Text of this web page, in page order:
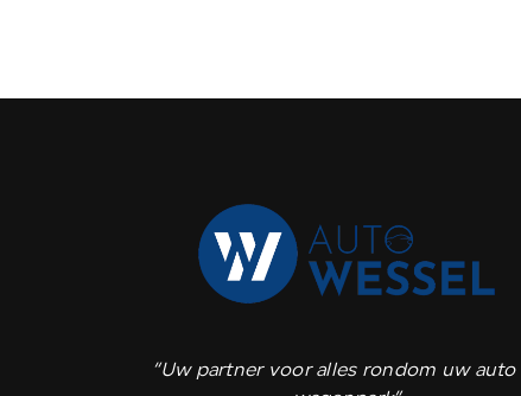
“Uw partner voor alles rondom uw